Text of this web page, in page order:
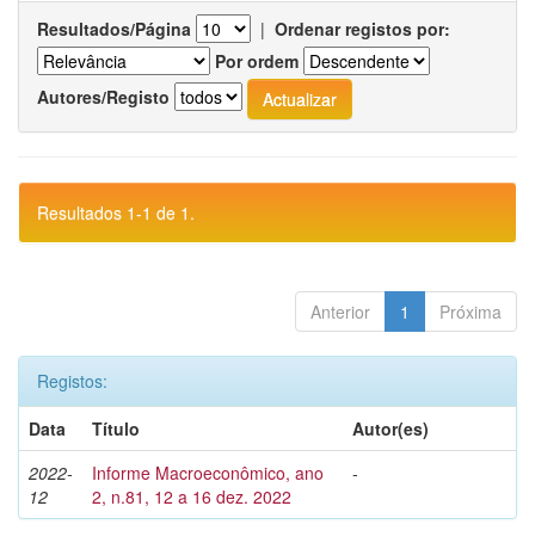
Resultados/Página | Ordenar registos por:
Por ordem
Autores/Registo
Resultados 1-1 de 1.
Anterior 1 Próxima
Registos:
Data
Título
Autor(es)
2022-
12
Informe Macroeconômico, ano
2, n.81, 12 a 16 dez. 2022
-